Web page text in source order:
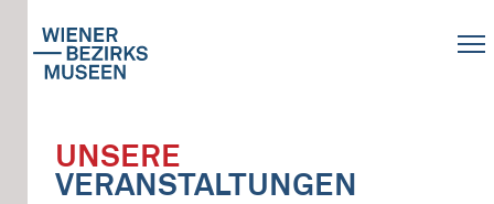
UNSERE
VERANSTALTUNGEN